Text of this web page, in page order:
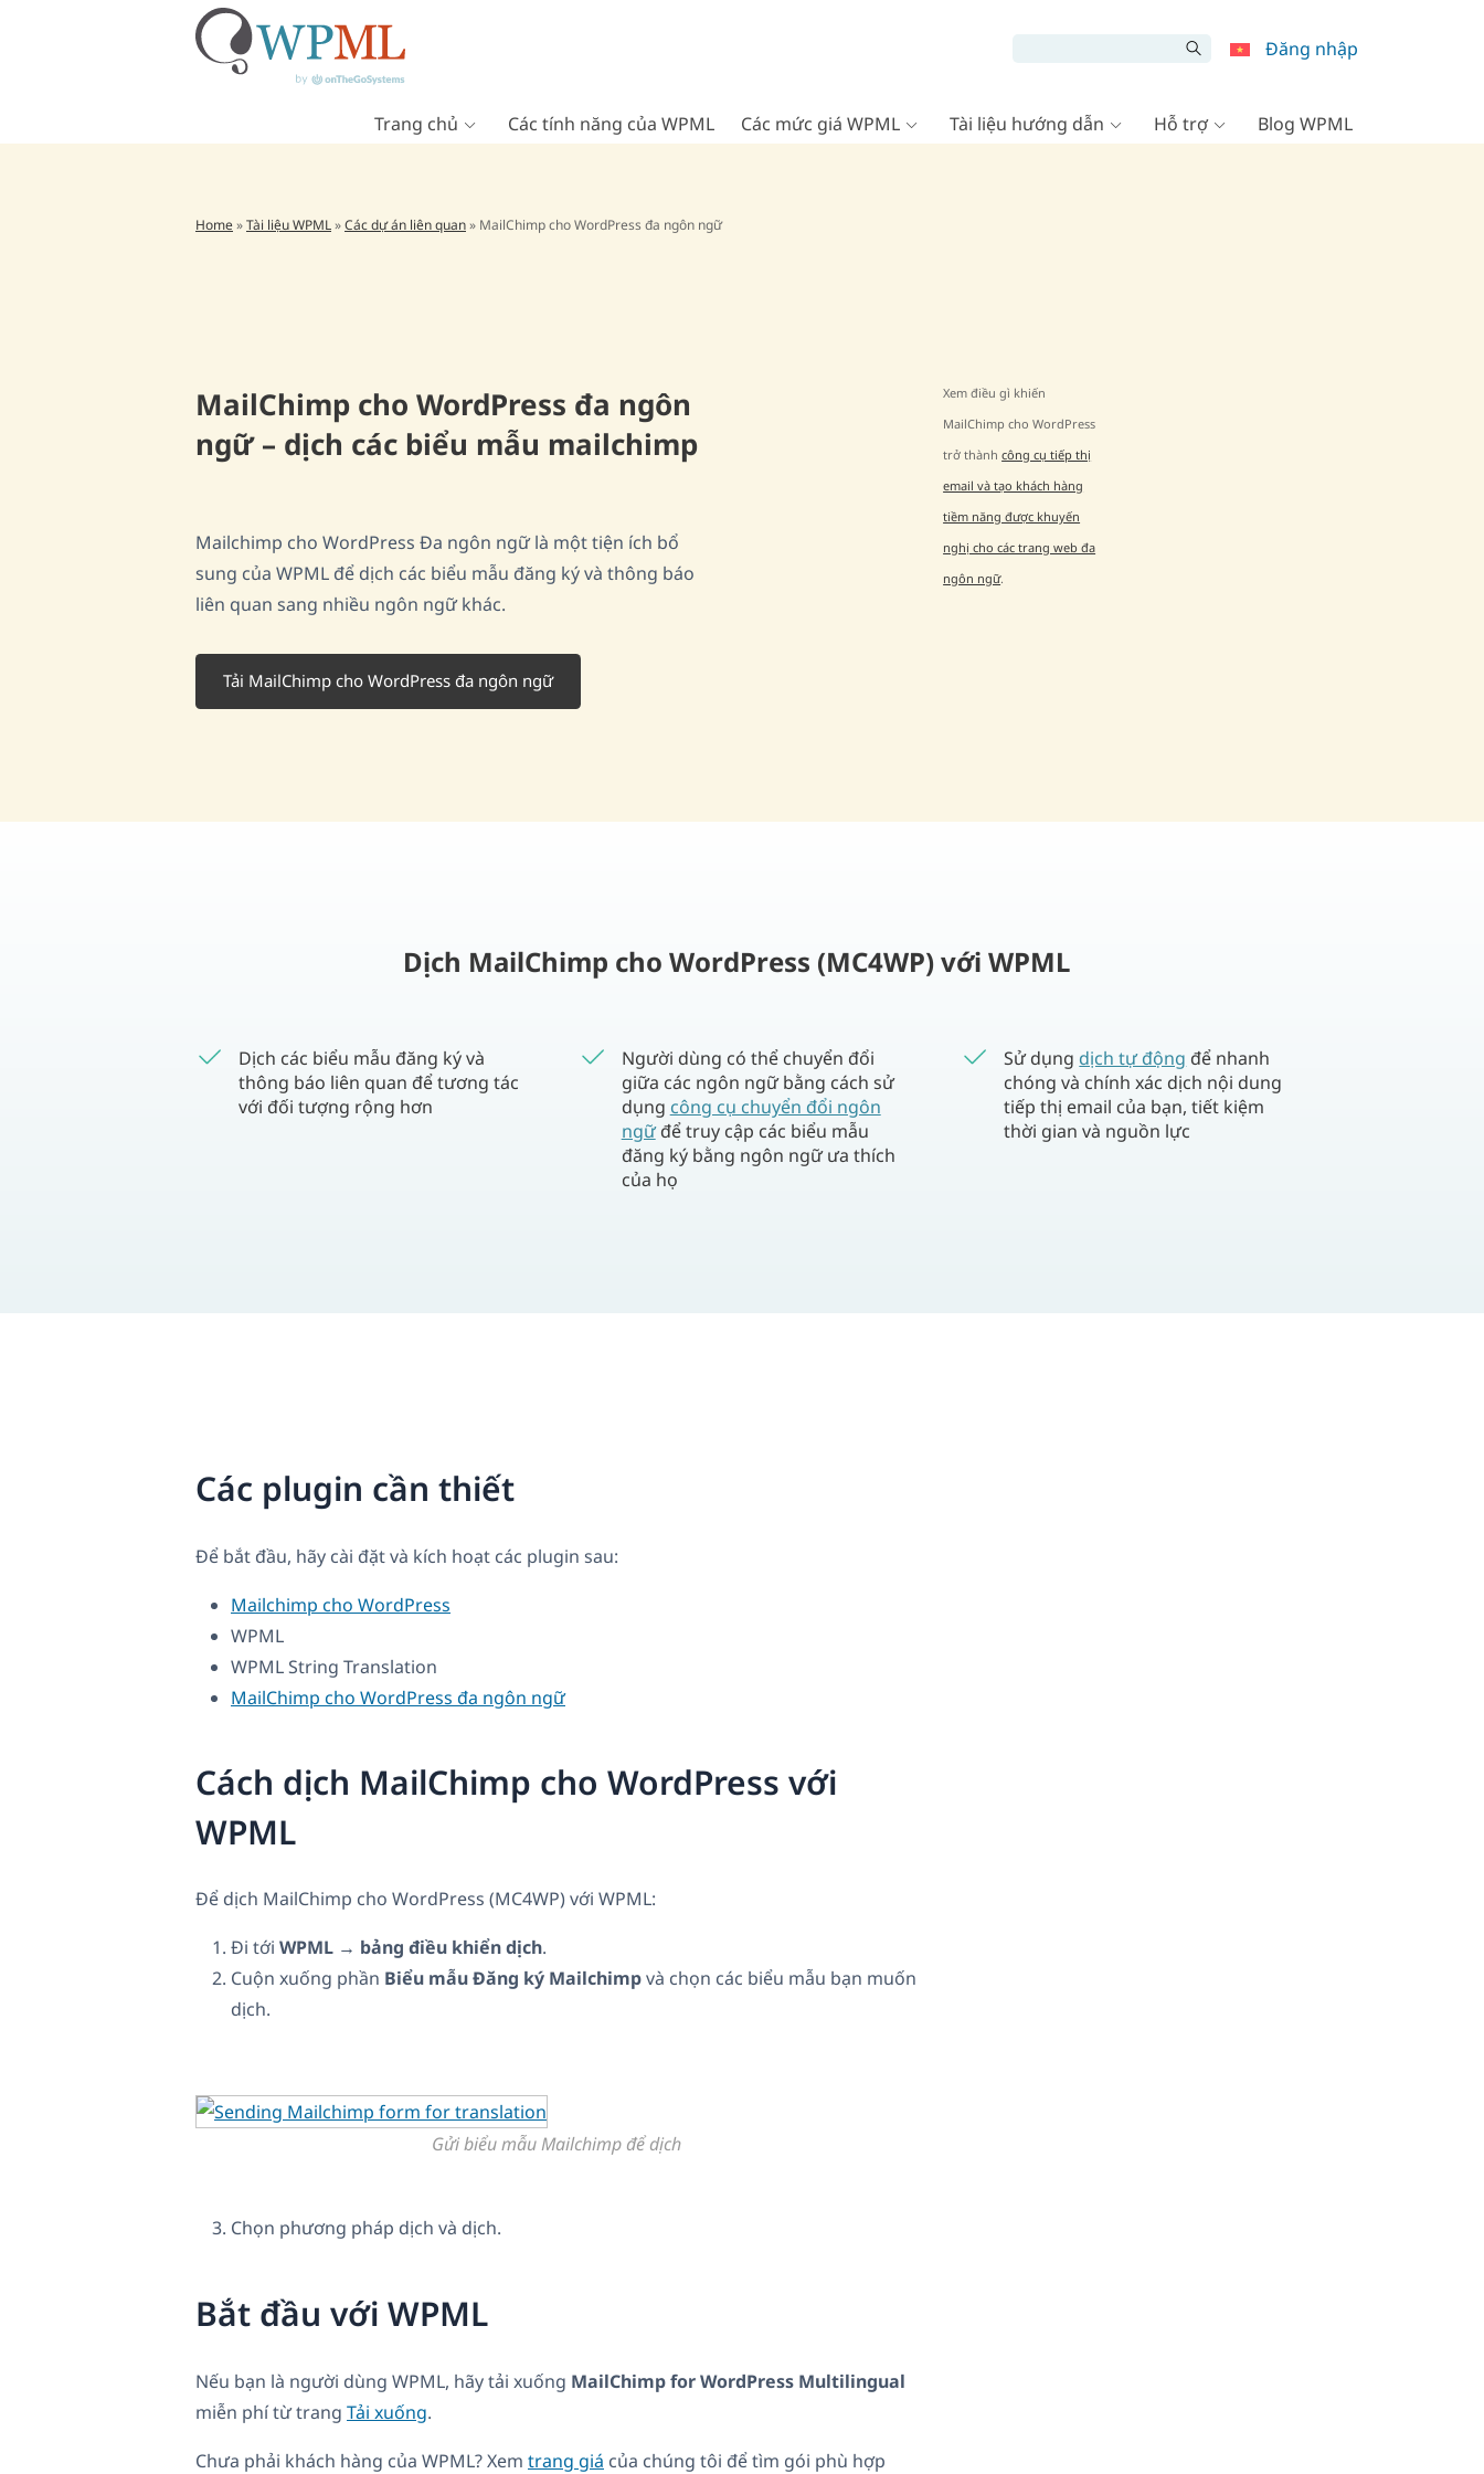
Đăng nhập
Trang chủ Các tính năng của WPML Các mức giá WPML Tài liệu hướng dẫn Hỗ trợ Blog WPML
Home»Tài liệu WPML»Các dự án liên quan» MailChimp cho WordPress đa ngôn ngữ
MailChimp cho WordPress đa ngôn
ngữ – dịch các biểu mẫu mailchimp
Mailchimp cho WordPress Đa ngôn ngữ là một tiện ích bổ
sung của WPML để dịch các biểu mẫu đăng ký và thông báo
liên quan sang nhiều ngôn ngữ khác.
Tải MailChimp cho WordPress đa ngôn ngữ
Xem điều gì khiến
MailChimp cho WordPress
trở thànhcông cụ tiếp thị
email và tạo khách hàng
tiềm năng được khuyến
nghị cho các trang web đa
ngôn ngữ.
Dịch MailChimp cho WordPress (MC4WP) với WPML
Dịch các biểu mẫu đăng ký và
thông báo liên quan để tương tác
với đối tượng rộng hơn
Người dùng có thể chuyển đổi
giữa các ngôn ngữ bằng cách sử
dụng công cụ chuyển đổi ngôn
ngữđể truy cập các biểu mẫu
đăng ký bằng ngôn ngữ ưa thích
của họ
Sử dụng dịch tự động để nhanh
chóng và chính xác dịch nội dung
tiếp thị email của bạn, tiết kiệm
thời gian và nguồn lực
Các plugin cần thiết
Để bắt đầu, hãy cài đặt và kích hoạt các plugin sau:
Mailchimp cho WordPress
WPML
WPML String Translation
MailChimp cho WordPress đa ngôn ngữ
Cách dịch MailChimp cho WordPress với
WPML
Để dịch MailChimp cho WordPress (MC4WP) với WPML:
Đi tới WPML → bảng điều khiển dịch.
Cuộn xuống phần Biểu mẫu Đăng ký Mailchimpvà chọn các biểu mẫu bạn muốn
dịch.
Gửi biểu mẫu Mailchimp để dịch
Chọn phương pháp dịch và dịch.
Bắt đầu với WPML
Nếu bạn là người dùng WPML, hãy tải xuống MailChimp for WordPress Multilingual
miễn phí từ trang Tải xuống.
Chưa phải khách hàng của WPML? Xem trang giá của chúng tôi để tìm gói phù hợp